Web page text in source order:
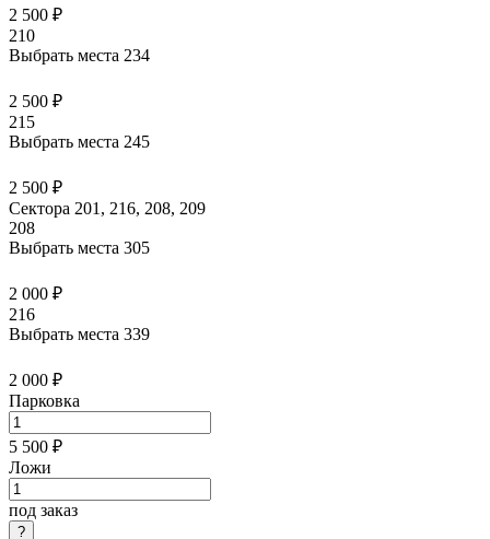
2 500 ₽
210
Выбрать места 234
2 500 ₽
215
Выбрать места 245
2 500 ₽
Сектора 201, 216, 208, 209
208
Выбрать места 305
2 000 ₽
216
Выбрать места 339
2 000 ₽
Парковка
5 500 ₽
Ложи
под заказ